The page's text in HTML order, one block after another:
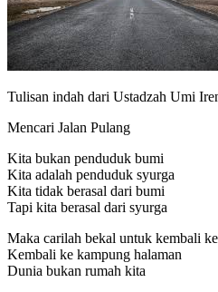
Tulisan indah dari Ustadzah Umi
Mencari Jalan Pulang
Kita bukan penduduk bumi
Kita adalah penduduk syurga
Kita tidak berasal dari bumi
Tapi kita berasal dari syurga
Maka carilah bekal untuk kembali
Kembali ke kampung halaman
Dunia bukan rumah kita